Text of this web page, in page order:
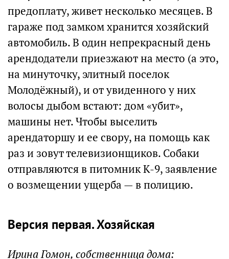
предоплату, живет несколько месяцев. В
гараже под замком хранится хозяйский
автомобиль. В один непрекрасный день
арендодатели приезжают на место (а это,
на минуточку, элитный поселок
Молодёжный), и от увиденного у них
волосы дыбом встают: дом «убит»,
машины нет. Чтобы выселить
арендаторшу и ее свору, на помощь как
раз и зовут телевизионщиков. Собаки
отправляются в питомник К-9, заявление
о возмещении ущерба — в полицию.
Версия первая. Хозяйская
Ирина Гомон, собственница дома: